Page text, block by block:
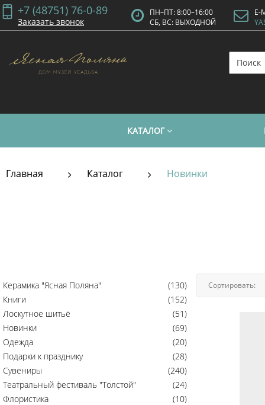
+7 (48751) 76-0-89
Заказать звонок
ПН–ПТ: 8:00–16:00
СБ, ВС: ВЫХОДНОЙ
E-
КАТАЛОГ
Главная Каталог Новинки
Керамика "Ясная Поляна"
(130)
Книги
(152)
Лоскутное шитьё
(51)
Новинки
(69)
Одежда
(20)
Подарки к празднику
(28)
Сувениры
(240)
Театральный фестиваль "Толстой"
(24)
Флористика
(10)
Сортировать: